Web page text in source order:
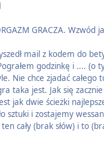
GRACZA. Wzwód
mail z kodem do
godzinkę i .... (o
Nie chce zjadać całego
taka jest. Jak się
jak dwie ścieżki
sztuki i zostajemy
cały (brak słów) i to